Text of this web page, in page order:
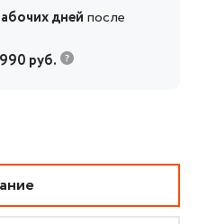
дней после
руб.